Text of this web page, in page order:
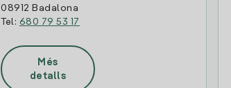
08912 Badalona
Tel: 680 79 53 17
Més
detalls